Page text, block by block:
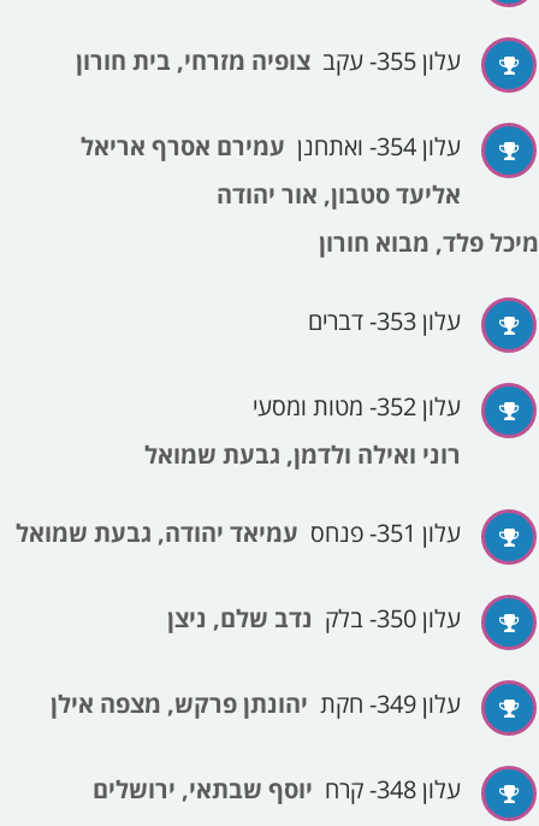
עלון 355- עקב צופיה מזרחי, בית חורון
עלון 354- ואתחנן
עמירם אסרף אריאל
אליעד סטבון, אור יהודה
מיכל פלד, מבוא חורון
עלון 353- דברים
עלון 352- מטות ומסעי
רוני ואילה ולדמן, גבעת שמואל
עלון 351- פנחס עמיאד יהודה, גבעת שמואל
עלון 350- בלק נדב שלם, ניצן
עלון 349- חקת יהונתן פרקש, מצפה אילן
עלון 348- קרח יוסף שבתאי, ירושלים